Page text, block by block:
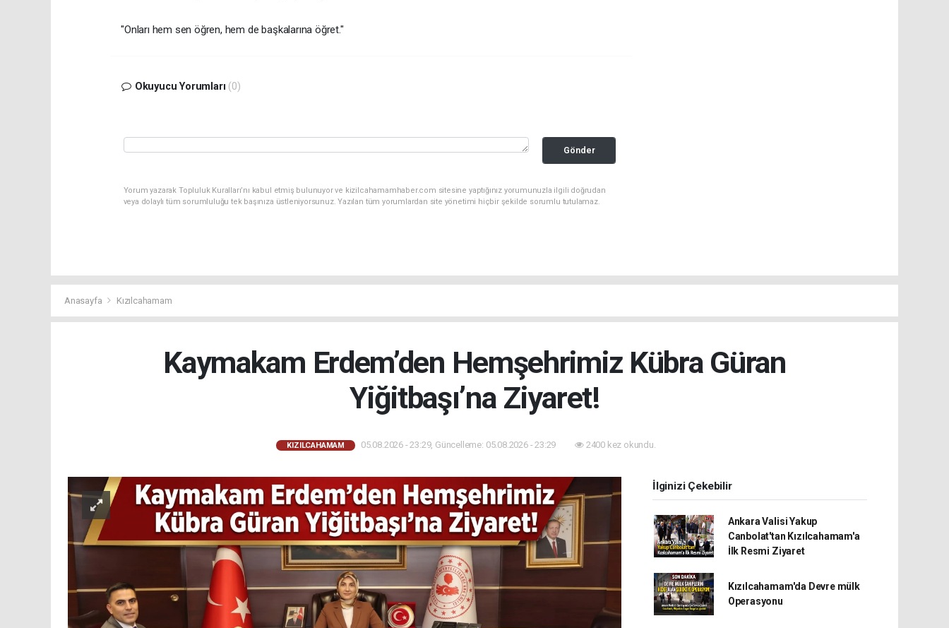
"Onları hem sen öğren, hem de başkalarına öğret."
Okuyucu Yorumları (0)
Gönder
Yorum yazarak Topluluk Kuralları’nı kabul etmiş bulunuyor ve kizilcahamamhaber.com sitesine yaptığınız yorumunuzla ilgili doğrudan
veya dolaylı tüm sorumluluğu tek başınıza üstleniyorsunuz. Yazılan tüm yorumlardan site yönetimi hiçbir şekilde sorumlu tutulamaz.
Anasayfa Kızılcahamam
Kaymakam Erdem’den Hemşehrimiz Kübra Güran
Yiğitbaşı’na Ziyaret!
KIZILCAHAMAM 05.08.2026 - 23:29, Güncelleme: 05.08.2026 - 23:29 2400 kez okundu.
İlginizi Çekebilir
Ankara Valisi Yakup
Canbolat'tan Kızılcahamam'a
İlk Resmi Ziyaret
Kızılcahamam'da Devre mülk
Operasyonu